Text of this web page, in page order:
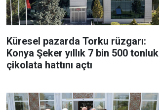
Küresel pazarda Torku rüzgarı:
Konya Şeker yıllık 7 bin 500 tonluk
çikolata hattını açtı